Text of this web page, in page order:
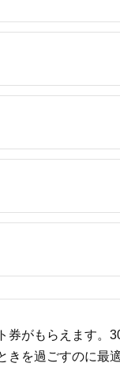
高知県 土佐清水市
家族 温泉 ホテル 観光
寄付金額:10,000円
券がもらえます。
きを過ごすのに最